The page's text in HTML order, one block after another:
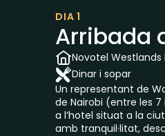
DIA 1
Arribada
Novotel Westlands
Dinar i sopar
Un representant de
de Nairobi (entre les 7
a l’hotel situat a la
amb tranquil·litat,